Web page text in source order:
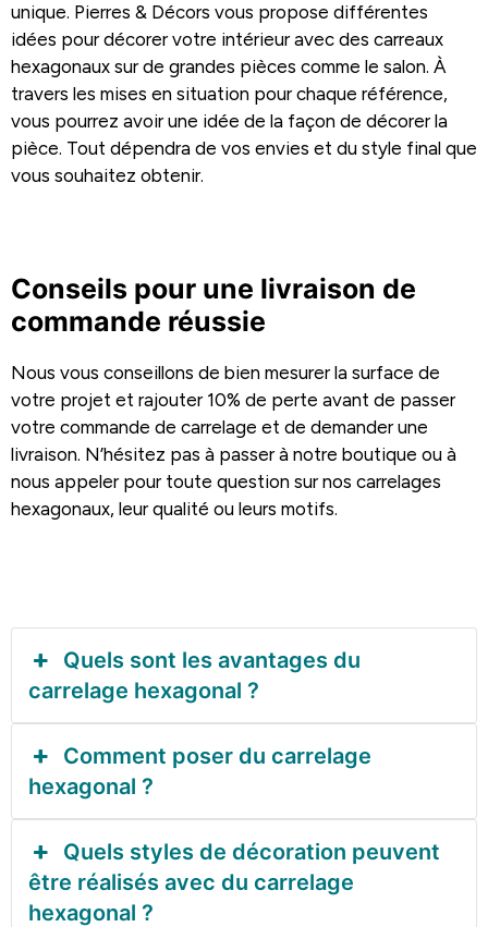
unique. Pierres & Décors vous propose différentes
idées pour décorer votre intérieur avec des carreaux
hexagonaux sur de grandes pièces comme le salon. À
travers les mises en situation pour chaque référence,
vous pourrez avoir une idée de la façon de décorer la
pièce. Tout dépendra de vos envies et du style final que
vous souhaitez obtenir.
Conseils pour une livraison de
commande réussie
Nous vous conseillons de bien mesurer la surface de
votre projet et rajouter 10% de perte avant de passer
votre commande de carrelage et de demander une
livraison. N’hésitez pas à passer à notre boutique ou à
nous appeler pour toute question sur nos carrelages
hexagonaux, leur qualité ou leurs motifs.
Quels sont les avantages du
carrelage hexagonal ?
Comment poser du carrelage
hexagonal ?
Quels styles de décoration peuvent
être réalisés avec du carrelage
hexagonal ?